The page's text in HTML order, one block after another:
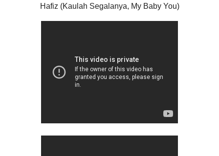
Hafiz (Kaulah Segalanya, My Baby You)